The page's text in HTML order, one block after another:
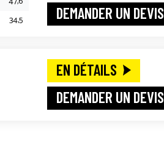
34,5
DEMANDER UN DEVIS
EN DÉTAILS
DEMANDER UN DEVIS